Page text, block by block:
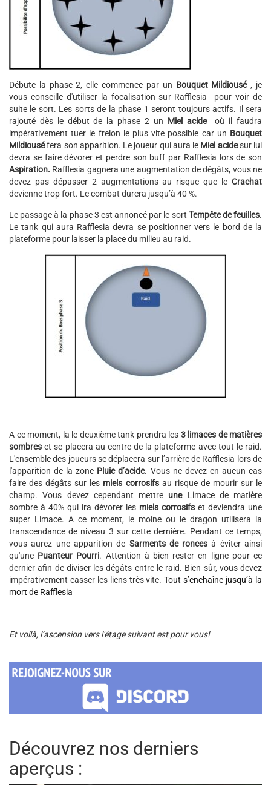
Débute la phase 2, elle commence par un Bouquet Mildiousé, je
vous conseille d'utiliser la focalisation sur Rafflesia pour voir de
suite le sort. Les sorts de la phase 1 seront toujours actifs. Il sera
rajouté dès le début de la phase 2 un Miel acideoù il faudra
impérativement tuer le frelon le plus vite possible car un Bouquet
Mildiouséfera son apparition. Le joueur qui aura le Miel acidesur lui
devra se faire dévorer et perdre son buff par Rafflesia lors de son
Aspiration. Rafflesia gagnera une augmentation de dégâts, vous ne
devez pas dépasser 2 augmentations au risque que le Crachat
devienne trop fort. Le combat durera jusqu’à 40 %.
Le passage à la phase 3 est annoncé par le sort Tempête de feuilles.
Le tank qui aura Rafflesia devra se positionner vers le bord de la
plateforme pour laisser la place du milieu au raid.
A ce moment, la le deuxième tank prendra les 3 limaces de matières
sombres et se placera au centre de la plateforme avec tout le raid.
L'ensemble des joueurs se déplacera sur l’arrière de Rafflesia lors de
l'apparition de la zone Pluie d’acide. Vous ne devez en aucun cas
faire des dégâts sur les miels corrosifsau risque de mourir sur le
champ. Vous devez cependant mettre une Limace de matière
sombre à 40% qui ira dévorer les miels corrosifs et deviendra une
super Limace. A ce moment, le moine ou le dragon utilisera la
transcendance de niveau 3 sur cette dernière. Pendant ce temps,
vous aurez une apparition de Sarments de ronces à éviter ainsi
qu'une Puanteur Pourri. Attention à bien rester en ligne pour ce
dernier afin de diviser les dégâts entre le raid. Bien sûr, vous devez
impérativement casser les liens très vite.Tout s’enchaîne jusqu’à la
mort de Rafflesia
Et voilà, l’ascension vers l'étage suivant est pour vous!
Découvrez nos derniers
aperçus :